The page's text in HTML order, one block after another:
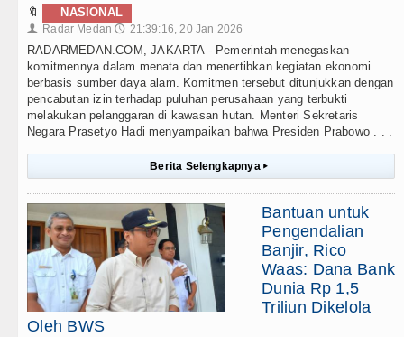
🔖 NASIONAL
👤 Radar Medan 🕔 21:39:16, 20 Jan 2026
RADARMEDAN.COM, JAKARTA - Pemerintah menegaskan
komitmennya dalam menata dan menertibkan kegiatan ekonomi
berbasis sumber daya alam. Komitmen tersebut ditunjukkan dengan
pencabutan izin terhadap puluhan perusahaan yang terbukti
melakukan pelanggaran di kawasan hutan. Menteri Sekretaris
Negara Prasetyo Hadi menyampaikan bahwa Presiden Prabowo . . .
Berita Selengkapnya ▸
Bantuan untuk
Pengendalian
Banjir, Rico
Waas: Dana Bank
Dunia Rp 1,5
Triliun Dikelola
Oleh BWS